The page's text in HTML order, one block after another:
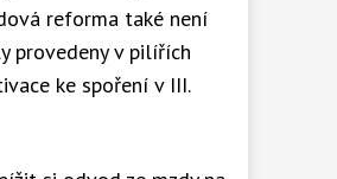
reforma také není
provedeny v pilířích
ke spoření v III.